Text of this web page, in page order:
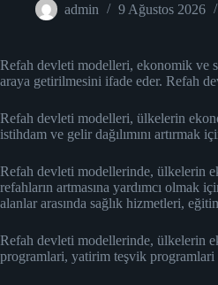
admin 9 Ağustos 2026
Refah devleti modelleri, ekonomik ve
araya getirilmesini ifade eder. Refah
Refah devleti modelleri, ülkelerin
istihdam ve gelir dağılımını
Refah devleti modellerinde, ülkelerin
refahların artmasına yardımcı
alanlar arasında sağlık hizmetleri,
Refah devleti modellerinde, ülkelerin
programlari, yatirim teşvik